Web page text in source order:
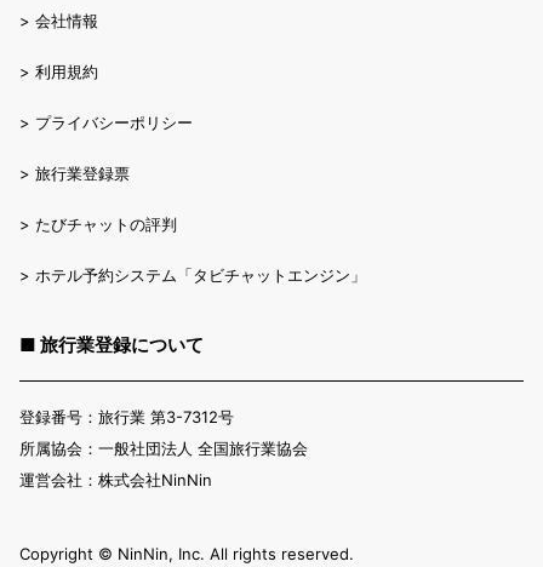
> 会社情報
> 利用規約
> プライバシーポリシー
> 旅行業登録票
> たびチャットの評判
> ホテル予約システム「タビチャットエンジン」
■ 旅行業登録について
登録番号：旅行業 第3-7312号
所属協会：一般社団法人 全国旅行業協会
運営会社：株式会社NinNin
Copyright ©︎ NinNin, Inc. All rights reserved.